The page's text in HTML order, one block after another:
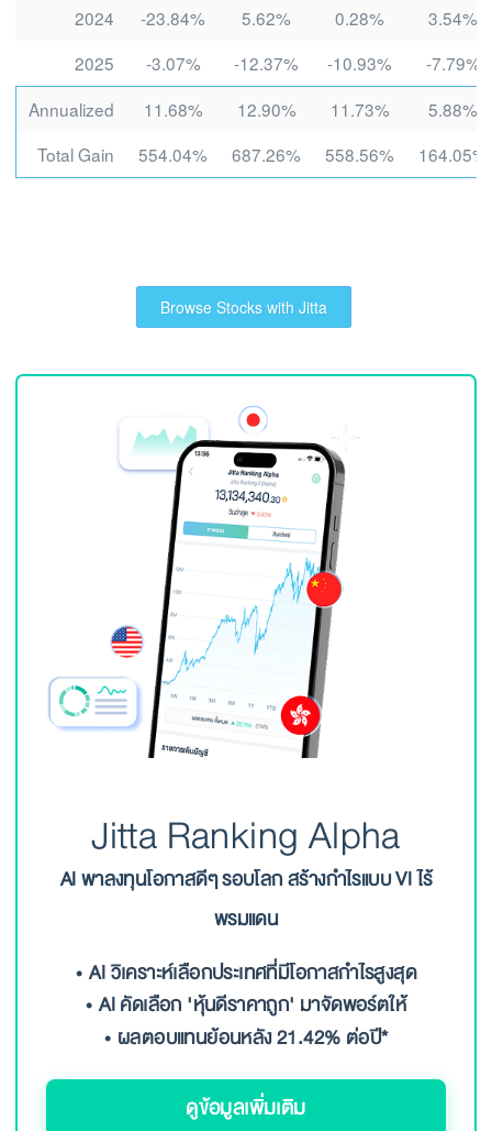
2024
-23.84% 5.62% 0.28%
3.54%
2025
-3.07% -12.37% -10.93%
-7.79%
Annualized
11.68% 12.90% 11.73%
5.88%
Total Gain
554.04% 687.26% 558.56% 164.05%
Browse Stocks with Jitta
Jitta Ranking Alpha
AI พาลงทุนโอกาสดีๆ รอบโลก สร้างกำไรแบบ VI ไร้
พรมแดน
AI วิเคราะห์เลือกประเทศที่มีโอกาสกำไรสูงสุด
AI คัดเลือก 'หุ้นดีราคาถูก' มาจัดพอร์ตให้
ผลตอบแทนย้อนหลัง 21.42% ต่อปี*
ดูข้อมูลเพิ่มเติม